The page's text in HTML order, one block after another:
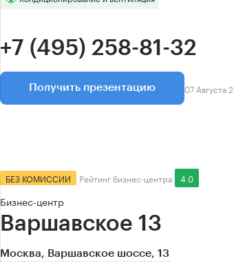
+7 (495) 258-81-32
Получить презентацию 07 Августа
БЕЗ КОМИССИИ Рейтинг бизнес-центра 4.0
Бизнес-центр
Варшавское 13
Москва, Варшавское шоссе, 13